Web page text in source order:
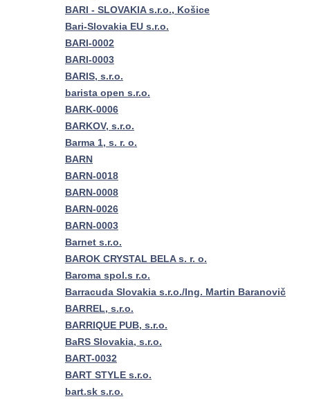
BARI - SLOVAKIA s.r.o., Košice
Bari-Slovakia EU s.r.o.
BARI-0002
BARI-0003
BARIS, s.r.o.
barista open s.r.o.
BARK-0006
BARKOV, s.r.o.
Barma 1, s. r. o.
BARN
BARN-0018
BARN-0008
BARN-0026
BARN-0003
Barnet s.r.o.
BAROK CRYSTAL BELA s. r. o.
Baroma spol.s r.o.
Barracuda Slovakia s.r.o./Ing. Martin Baranovič
BARREL, s.r.o.
BARRIQUE PUB, s.r.o.
BaRS Slovakia, s.r.o.
BART-0032
BART STYLE s.r.o.
bart.sk s.r.o.